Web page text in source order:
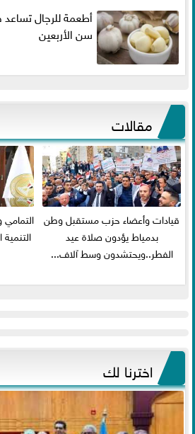
أطعمة للرجال
سن الأربعين
مقالات
قيادات وأعضاء حزب مستقبل وطن
بدمياط يؤدون صلاة عيد
الفطر..ويحتشدون وسط آلاف...
التمامي
اخترنا لك